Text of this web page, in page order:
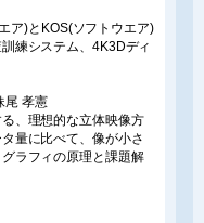
ア)とKOS(ソフトウエア)
練システム、4K3Dディ
尾 孝憲
、理想的な立体映像方
量に比べて、像が小さ
ラフィの原理と課題解